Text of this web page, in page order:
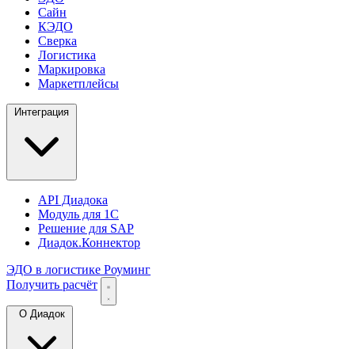
Сайн
КЭДО
Сверка
Логистика
Маркировка
Маркетплейсы
Интеграция
API Диадока
Модуль для 1С
Решение для SAP
Диадок.Коннектор
ЭДО в логистике Роуминг
Получить расчёт
О Диадок